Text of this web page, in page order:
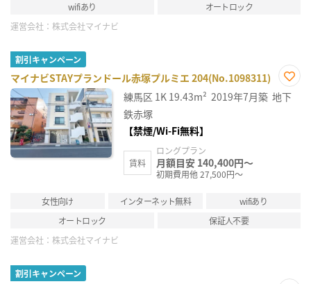
wifiあり
オートロック
運営会社： 株式会社マイナビ
割引キャンペーン
マイナビSTAYプランドール赤塚プルミエ 204(No.1098311)
お気
に入
練馬区 1K 19.43m² 2019年7月築 地下
鉄赤塚
【禁煙/Wi-Fi無料】
賃料
ロングプラン
月額目安 140,400円～
初期費用他 27,500円～
女性向け インターネット無料
wifiあり
オートロック
保証人不要
運営会社： 株式会社マイナビ
割引キャンペーン